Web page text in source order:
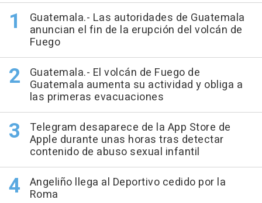
Guatemala.- Las autoridades de Guatemala
anuncian el fin de la erupción del volcán de
Fuego
Guatemala.- El volcán de Fuego de
Guatemala aumenta su actividad y obliga a
las primeras evacuaciones
Telegram desaparece de la App Store de
Apple durante unas horas tras detectar
contenido de abuso sexual infantil
Angeliño llega al Deportivo cedido por la
Roma